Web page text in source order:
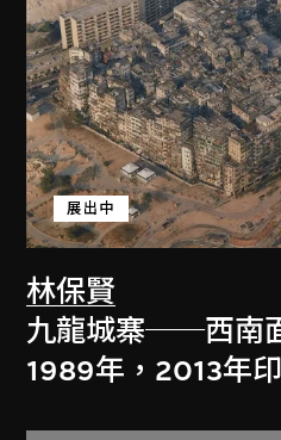
林保賢
展出中
九龍城寨──西南
1989年，2013年印